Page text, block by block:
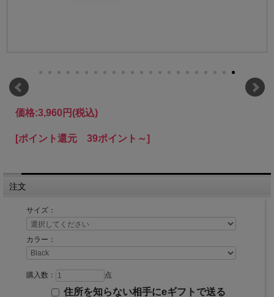
価格:3,960円 (税込)
[ポイント還元 39ポイント～]
注文
サイズ：
カラー：
購入数： 点
住所を知らない相手にeギフトで送る